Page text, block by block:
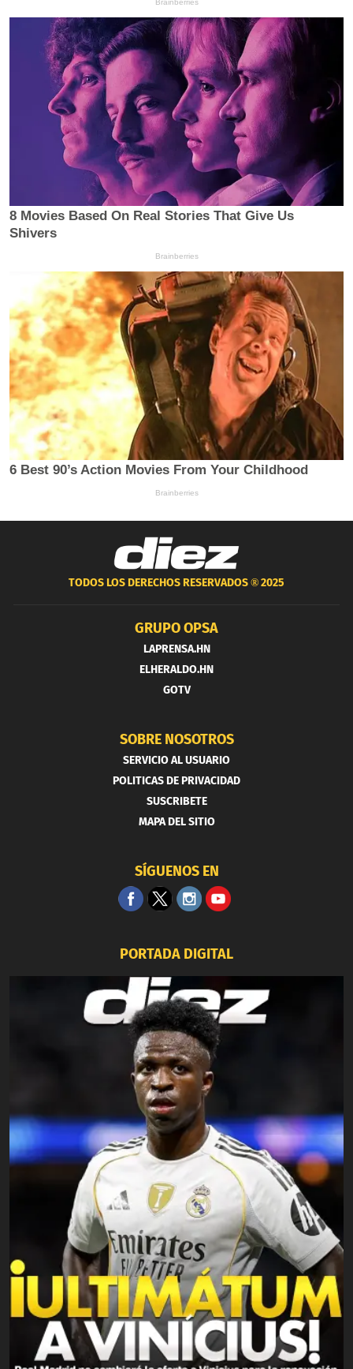
TODOS LOS DERECHOS RESERVADOS ®2025
GRUPO OPSA
LAPRENSA.HN
ELHERALDO.HN
GOTV
SOBRE NOSOTROS
SERVICIO AL USUARIO
POLITICAS DE PRIVACIDAD
SUSCRIBETE
MAPA DEL SITIO
SÍGUENOS EN
PORTADA DIGITAL